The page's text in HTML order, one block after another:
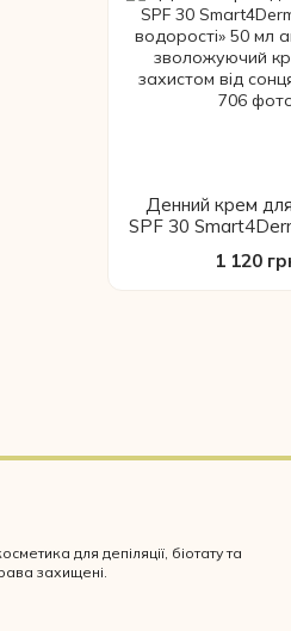
Денний крем
SPF 30
зволожуючий
захистом від
1 120
для депіляції, біотату та
захищені.